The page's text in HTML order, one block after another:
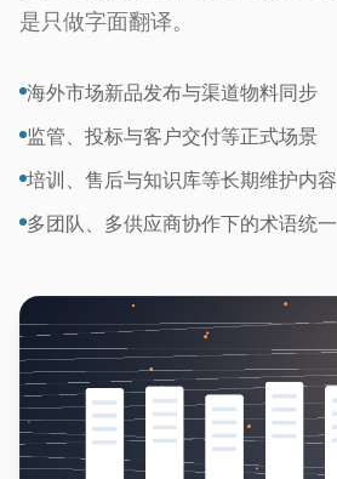
是只做字面翻译。
海外市场新品发布与渠道物料同步
监管、投标与客户交付等正式场景
培训、售后与知识库等长期维护内容
多团队、多供应商协作下的术语统一